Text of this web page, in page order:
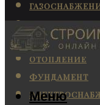
КАНАЛИЗАЦИЯ
ОТОПЛЕНИЕ
ФУНДАМЕНТ
Меню